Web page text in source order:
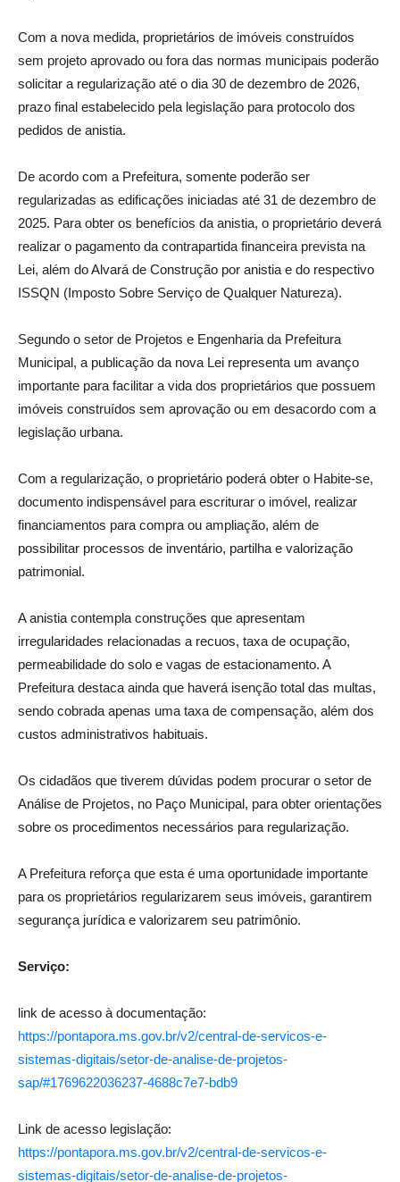
Com a nova medida, proprietários de imóveis construídos
sem projeto aprovado ou fora das normas municipais poderão
solicitar a regularização até o dia 30 de dezembro de 2026,
prazo final estabelecido pela legislação para protocolo dos
pedidos de anistia.
De acordo com a Prefeitura, somente poderão ser
regularizadas as edificações iniciadas até 31 de dezembro de
2025. Para obter os benefícios da anistia, o proprietário deverá
realizar o pagamento da contrapartida financeira prevista na
Lei, além do Alvará de Construção por anistia e do respectivo
ISSQN (Imposto Sobre Serviço de Qualquer Natureza).
Segundo o setor de Projetos e Engenharia da Prefeitura
Municipal, a publicação da nova Lei representa um avanço
importante para facilitar a vida dos proprietários que possuem
imóveis construídos sem aprovação ou em desacordo com a
legislação urbana.
Com a regularização, o proprietário poderá obter o Habite-se,
documento indispensável para escriturar o imóvel, realizar
financiamentos para compra ou ampliação, além de
possibilitar processos de inventário, partilha e valorização
patrimonial.
A anistia contempla construções que apresentam
irregularidades relacionadas a recuos, taxa de ocupação,
permeabilidade do solo e vagas de estacionamento. A
Prefeitura destaca ainda que haverá isenção total das multas,
sendo cobrada apenas uma taxa de compensação, além dos
custos administrativos habituais.
Os cidadãos que tiverem dúvidas podem procurar o setor de
Análise de Projetos, no Paço Municipal, para obter orientações
sobre os procedimentos necessários para regularização.
A Prefeitura reforça que esta é uma oportunidade importante
para os proprietários regularizarem seus imóveis, garantirem
segurança jurídica e valorizarem seu patrimônio.
Serviço:
link de acesso à documentação:
https://pontapora.ms.gov.br/v2/central-de-servicos-e-
sistemas-digitais/setor-de-analise-de-projetos-
sap/#1769622036237-4688c7e7-bdb9
Link de acesso legislação:
https://pontapora.ms.gov.br/v2/central-de-servicos-e-
sistemas-digitais/setor-de-analise-de-projetos-